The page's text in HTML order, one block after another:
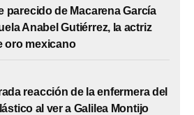
parecido de Macarena García
Anabel Gutiérrez, la actriz
oro mexicano
reacción de la enfermera del
al ver a Galilea Montijo